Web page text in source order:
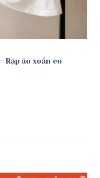
Rập áo xoắn eo